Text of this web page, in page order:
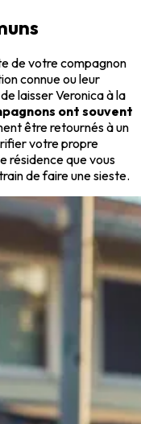
de votre compagnon
connue ou leur
laisser Veronica à la
ont souvent
être retournés à un
votre propre
résidence que vous
de faire une sieste.